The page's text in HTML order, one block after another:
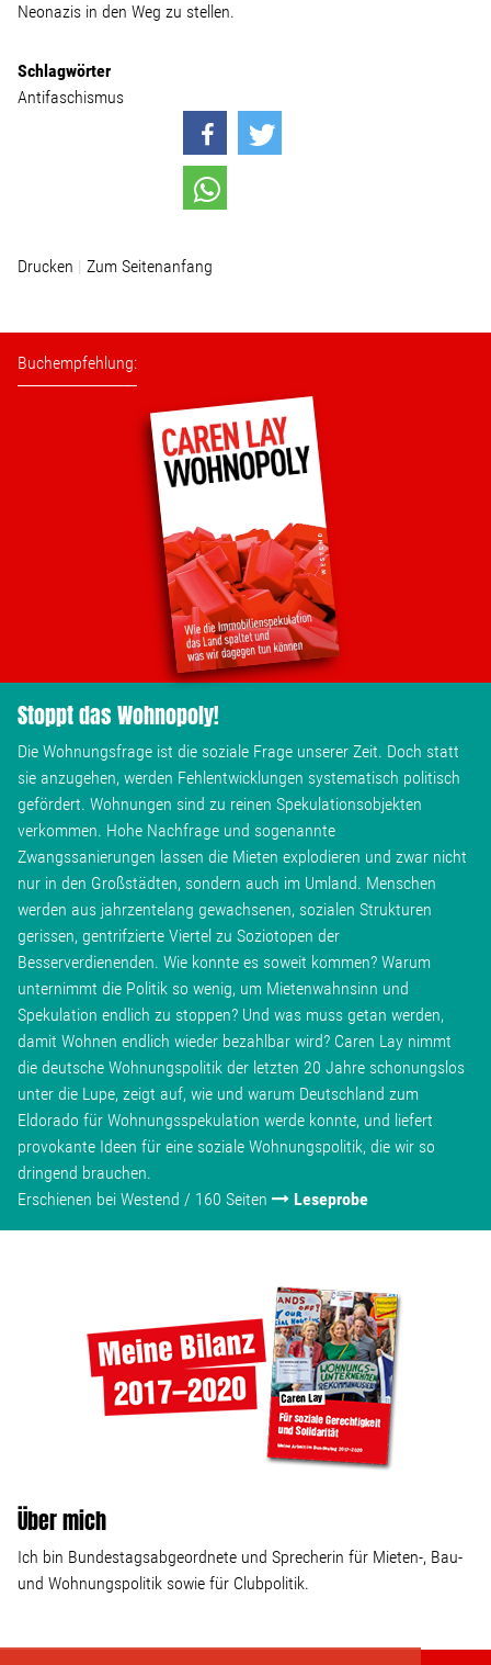
Service
Termine
Transparenz
Über mich
Lebenslauf
Wohnopoly
Das Buch
Leseprobe
Pressestimmen
Bestellen
Neonazis in den Weg zu stellen.
Schlagwörter
Antifaschismus
Drucken Zum Seitenanfang
Buchempfehlung:
Stoppt das Wohnopoly!
Die Wohnungsfrage ist die soziale Frage unserer Zeit. Doch statt
sie anzugehen, werden Fehlentwicklungen systematisch politisch
gefördert. Wohnungen sind zu reinen Spekulationsobjekten
verkommen. Hohe Nachfrage und sogenannte
Zwangssanierungen lassen die Mieten explodieren und zwar nicht
nur in den Großstädten, sondern auch im Umland. Menschen
werden aus jahrzentelang gewachsenen, sozialen Strukturen
gerissen, gentrifzierte Viertel zu Soziotopen der
Besserverdienenden. Wie konnte es soweit kommen? Warum
unternimmt die Politik so wenig, um Mietenwahnsinn und
Spekulation endlich zu stoppen? Und was muss getan werden,
damit Wohnen endlich wieder bezahlbar wird? Caren Lay nimmt
die deutsche Wohnungspolitik der letzten 20 Jahre schonungslos
unter die Lupe, zeigt auf, wie und warum Deutschland zum
Eldorado für Wohnungsspekulation werde konnte, und liefert
provokante Ideen für eine soziale Wohnungspolitik, die wir so
dringend brauchen.
Erschienen bei Westend / 160 Seiten
Leseprobe
Über mich
Ich bin Bundestagsabgeordnete und Sprecherin für Mieten-, Bau-
und Wohnungspolitik sowie für Clubpolitik.